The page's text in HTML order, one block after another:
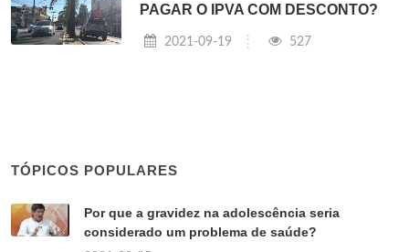
PAGAR O IPVA COM DESCONTO?
2021-09-19 527
TÓPICOS POPULARES
Por que a gravidez na adolescência seria
considerado um problema de saúde?